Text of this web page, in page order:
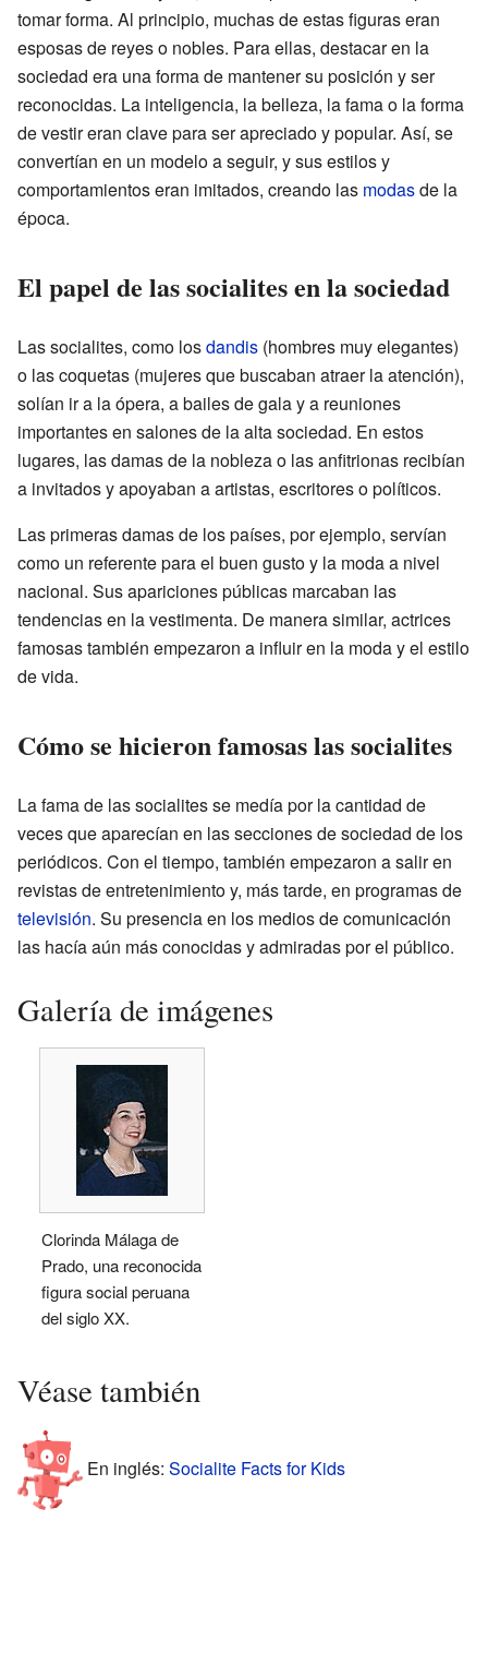
tomar forma. Al principio, muchas de estas figuras eran
esposas de reyes o nobles. Para ellas, destacar en la
sociedad era una forma de mantener su posición y ser
reconocidas. La inteligencia, la belleza, la fama o la forma
de vestir eran clave para ser apreciado y popular. Así, se
convertían en un modelo a seguir, y sus estilos y
comportamientos eran imitados, creando las modasde la
época.
El papel de las socialites en la sociedad
Las socialites, como losdandis (hombres muy elegantes)
o las coquetas (mujeres que buscaban atraer la atención),
solían ir a la ópera, a bailes de gala y a reuniones
importantes en salones de la alta sociedad. En estos
lugares, las damas de la nobleza o las anfitrionas recibían
a invitados y apoyaban a artistas, escritores o políticos.
Las primeras damas de los países, por ejemplo, servían
como un referente para el buen gusto y la moda a nivel
nacional. Sus apariciones públicas marcaban las
tendencias en la vestimenta. De manera similar, actrices
famosas también empezaron a influir en la moda y el estilo
de vida.
Cómo se hicieron famosas las socialites
La fama de las socialites se medía por la cantidad de
veces que aparecían en las secciones de sociedad de los
periódicos. Con el tiempo, también empezaron a salir en
revistas de entretenimiento y, más tarde, en programas de
televisión. Su presencia en los medios de comunicación
las hacía aún más conocidas y admiradas por el público.
Galería de imágenes
Clorinda Málaga de
Prado, una reconocida
figura social peruana
del siglo XX.
Véase también
En inglés: Socialite Facts for Kids